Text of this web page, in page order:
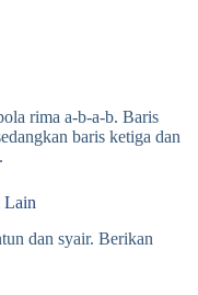
rima a-b-a-b. Baris
baris ketiga dan
Lain
dan syair. Berikan